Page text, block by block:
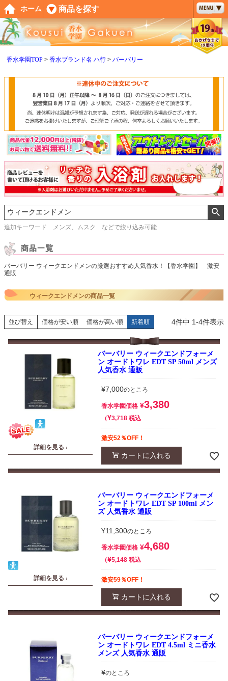
香水学園TOP 香水ブランド名 ハ行 バーバリー
追加キーワード メンズ、ムスク などで絞り込み可能
バーバリー ウィークエンドメンの厳選おすすめ人気香水！【香水学園】 激安
通販
ウィークエンドメンの商品一覧
並び替え 価格が安い順 価格が高い順 新着順 4件中 1-4件表示
詳細を見る ›
バーバリー ウィークエンドフォーメ
ン オードトワレ EDT SP 50ml メンズ
人気香水 通販
¥7,000のところ
香水学園価格 ¥3,380
¥3,718 税込
激安52％OFF！
カートに入れる
詳細を見る ›
バーバリー ウィークエンドフォーメ
ン オードトワレ EDT SP 100ml メン
ズ 人気香水 通販
¥11,300のところ
香水学園価格 ¥4,680
¥5,148 税込
激安59％OFF！
カートに入れる
バーバリー ウィークエンドフォーメ
ン オードトワレ EDT 4.5ml ミニ香水
メンズ 人気香水 通販
¥のところ
ペー
ジト
ップ
へ
ホーム 商品を探す